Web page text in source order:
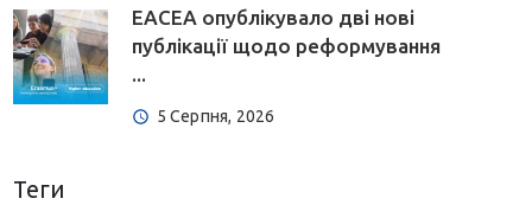
EACEA опублікувало дві нові
публікації щодо реформування
...
5 Серпня, 2026
Теги